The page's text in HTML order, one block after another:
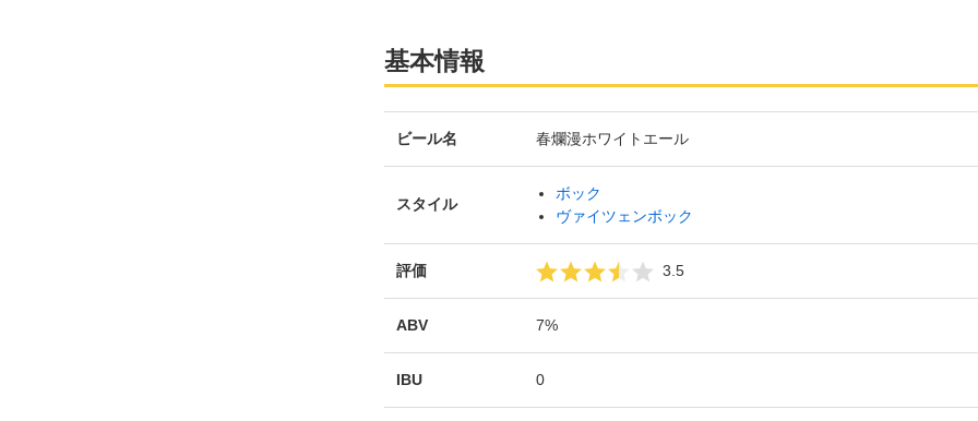
基本情報
ビール名 春爛漫ホワイトエール
スタイル
ボック
ヴァイツェンボック
評価 3.5
ABV 7%
IBU 0